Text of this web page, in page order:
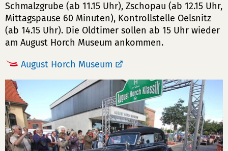
Schmalzgrube (ab 11.15 Uhr), Zschopau (ab 12.15 Uhr,
Mittagspause 60 Minuten), Kontrollstelle Oelsnitz
(ab 14.15 Uhr). Die Oldtimer sollen ab 15 Uhr wieder
am August Horch Museum ankommen.
August Horch Museum